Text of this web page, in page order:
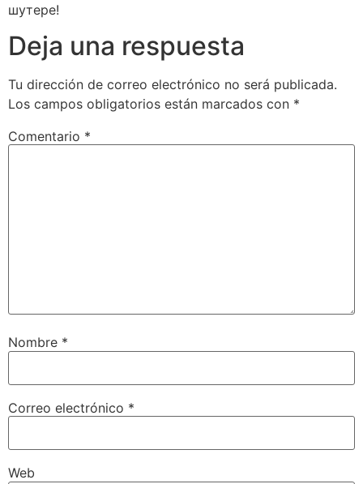
шутере!
Deja una respuesta
Tu dirección de correo electrónico no será publicada.
Los campos obligatorios están marcados con *
Comentario *
Nombre *
Correo electrónico *
Web